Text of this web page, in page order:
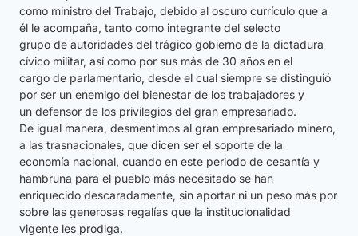
como ministro del Trabajo, debido al oscuro currículo que a
él le acompaña, tanto como integrante del selecto
grupo de autoridades del trágico gobierno de la dictadura
cívico militar, así como por sus más de 30 años en el
cargo de parlamentario, desde el cual siempre se distinguió
por ser un enemigo del bienestar de los trabajadores y
un defensor de los privilegios del gran empresariado.
De igual manera, desmentimos al gran empresariado minero,
a las trasnacionales, que dicen ser el soporte de la
economía nacional, cuando en este periodo de cesantía y
hambruna para el pueblo más necesitado se han
enriquecido descaradamente, sin aportar ni un peso más por
sobre las generosas regalías que la institucionalidad
vigente les prodiga.